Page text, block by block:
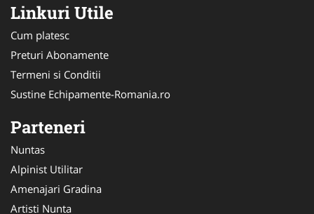
Linkuri Utile
Cum platesc
Preturi Abonamente
Termeni si Conditii
Sustine Echipamente-Romania.ro
Parteneri
Nuntas
Alpinist Utilitar
Amenajari Gradina
Artisti Nunta